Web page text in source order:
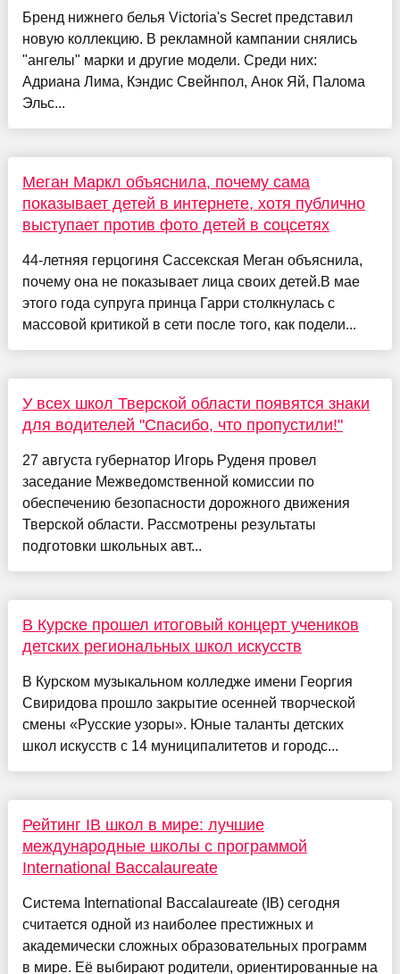
Бренд нижнего белья Victoria's Secret представил
новую коллекцию. В рекламной кампании снялись
"ангелы" марки и другие модели. Среди них:
Адриана Лима, Кэндис Свейнпол, Анок Яй, Палома
Эльс...
Меган Маркл объяснила, почему сама
показывает детей в интернете, хотя публично
выступает против фото детей в соцсетях
44-летняя герцогиня Сассекская Меган объяснила,
почему она не показывает лица своих детей.В мае
этого года супруга принца Гарри столкнулась с
массовой критикой в сети после того, как подели...
У всех школ Тверской области появятся знаки
для водителей "Спасибо, что пропустили!"
27 августа губернатор Игорь Руденя провел
заседание Межведомственной комиссии по
обеспечению безопасности дорожного движения
Тверской области. Рассмотрены результаты
подготовки школьных авт...
В Курске прошел итоговый концерт учеников
детских региональных школ искусств
В Курском музыкальном колледже имени Георгия
Свиридова прошло закрытие осенней творческой
смены «Русские узоры». Юные таланты детских
школ искусств с 14 муниципалитетов и городс...
Рейтинг IB школ в мире: лучшие
международные школы с программой
International Baccalaureate
Система International Baccalaureate (IB) сегодня
считается одной из наиболее престижных и
академически сложных образовательных программ
в мире. Её выбирают родители, ориентированные на